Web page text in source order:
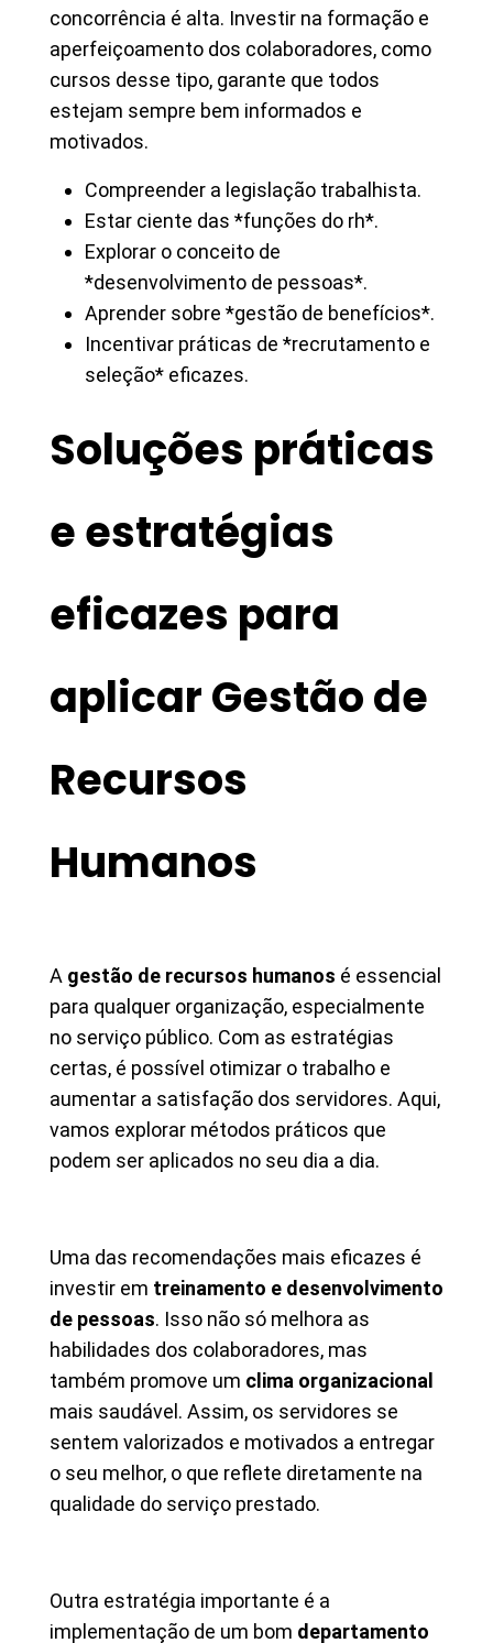
concorrência é alta. Investir na formação e
aperfeiçoamento dos colaboradores, como
cursos desse tipo, garante que todos
estejam sempre bem informados e
motivados.
Compreender a legislação trabalhista.
Estar ciente das *funções do rh*.
Explorar o conceito de
*desenvolvimento de pessoas*.
Aprender sobre *gestão de benefícios*.
Incentivar práticas de *recrutamento e
seleção* eficazes.
Soluções práticas
e estratégias
eficazes para
aplicar Gestão de
Recursos
Humanos
A gestão de recursos humanos é essencial
para qualquer organização, especialmente
no serviço público. Com as estratégias
certas, é possível otimizar o trabalho e
aumentar a satisfação dos servidores. Aqui,
vamos explorar métodos práticos que
podem ser aplicados no seu dia a dia.
Uma das recomendações mais eficazes é
investir em treinamento e desenvolvimento
de pessoas. Isso não só melhora as
habilidades dos colaboradores, mas
também promove um clima organizacional
mais saudável. Assim, os servidores se
sentem valorizados e motivados a entregar
o seu melhor, o que reflete diretamente na
qualidade do serviço prestado.
Outra estratégia importante é a
implementação de um bom departamento